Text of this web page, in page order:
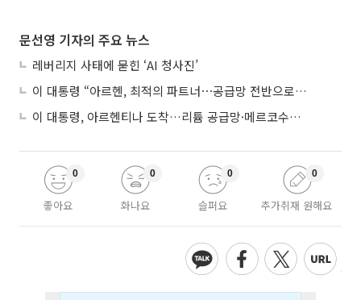
문선영 기자의 주요 뉴스
레버리지 사태에 묻힌 ‘AI 청사진’
이 대통령 “아르헨, 최적의 파트너⋯공급망 전반으로 확대”
이 대통령, 아르헨티나 도착…리튬 공급망·메르코수르 협력 논의
좋아요
0
화나요
0
슬퍼요
0
추가취재 원해요
0